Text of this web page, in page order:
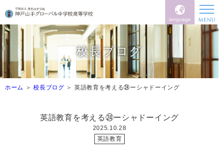
language
校長ブログ
ホーム 校長ブログ 英語教育を考える㉔ーシャドーイング
英語教育を考える㉔ーシャドーイング
2025.10.28
英語教育